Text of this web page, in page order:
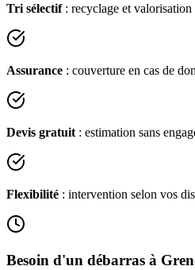
Tri sélectif: recyclage et valorisation
Assurance : couverture en cas de
Devis gratuit : estimation sans
Flexibilité : intervention selon vos
Besoin d'un débarras à